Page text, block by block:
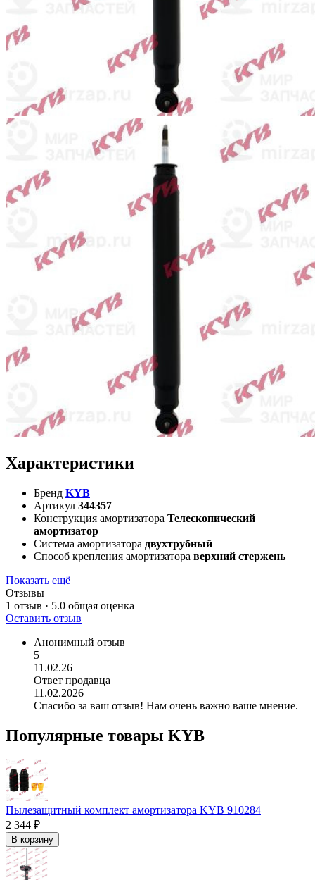
Характеристики
Бренд KYB
Артикул 344357
Конструкция амортизатора Телескопический
амортизатор
Система амортизатора двухтрубный
Способ крепления амортизатора верхний стержень
Показать ещё
Отзывы
1 отзыв · 5.0 общая оценка
Оставить отзыв
Анонимный отзыв
5
11.02.26
Ответ продавца
11.02.2026
Спасибо за ваш отзыв! Нам очень важно ваше мнение.
Популярные товары KYB
Пылезащитный комплект амортизатора KYB 910284
2 344 ₽
В корзину